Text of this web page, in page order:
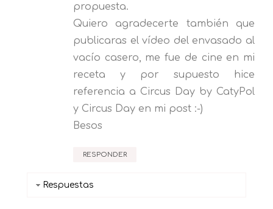
propuesta.
Quiero agradecerte también que
publicaras el vídeo del envasado al
vacío casero, me fue de cine en mi
receta y por supuesto hice
referencia a Circus Day by CatyPol
y Circus Day en mi post :-)
Besos
RESPONDER
Respuestas